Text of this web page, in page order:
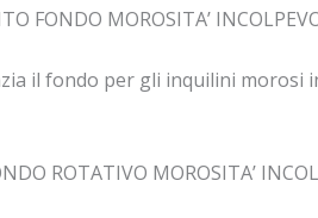
FONDO MOROSITA’
il fondo per gli inquilini morosi
ROTATIVO MOROSITA’